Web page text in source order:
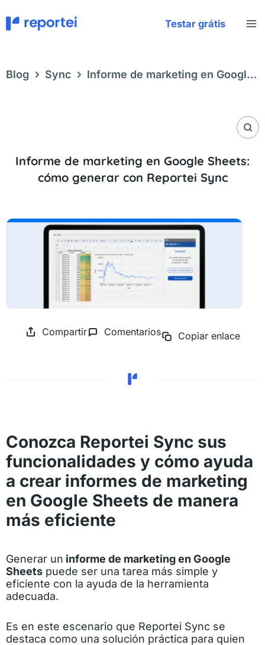
al
contenido
Testar grátis
Blog Sync
Informe de marketing en Google
Informe de marketing en Google Sheets:
cómo generar con Reportei Sync
Compartir Comentarios Copiar enlace
Conozca Reportei Sync sus
funcionalidades y cómo ayuda
a crear informes de marketing
en Google Sheets de manera
más eficiente
Generar un informe de marketing en Google
Sheets puede ser una tarea más simple y
eficiente con la ayuda de la herramienta
adecuada.
Es en este escenario que Reportei Sync se
destaca como una solución práctica para quien